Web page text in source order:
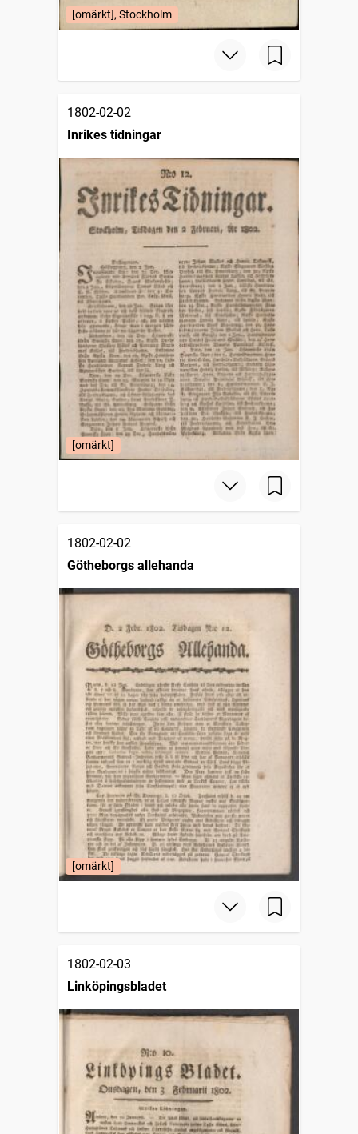
[omärkt], Stockholm
1802-02-02
Inrikes tidningar
[omärkt]
1802-02-02
Götheborgs allehanda
[omärkt]
1802-02-03
Linköpingsbladet